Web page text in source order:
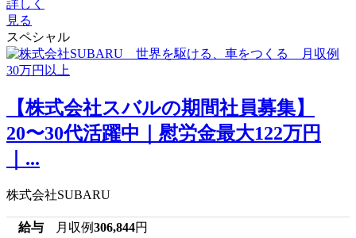
詳しく
見る
スペシャル
【株式会社スバルの期間社員募集】
20〜30代活躍中｜慰労金最大122万円
｜...
株式会社SUBARU
給与 月収例306,844円